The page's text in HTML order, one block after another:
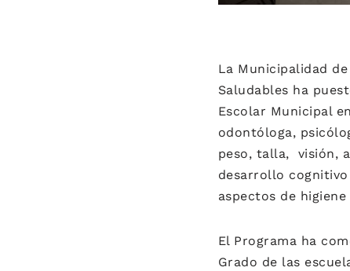
La Municipalidad
Saludables ha
Escolar Municipal
odontóloga,
peso, talla, visión,
desarrollo
aspectos de
El Programa ha
Grado de las